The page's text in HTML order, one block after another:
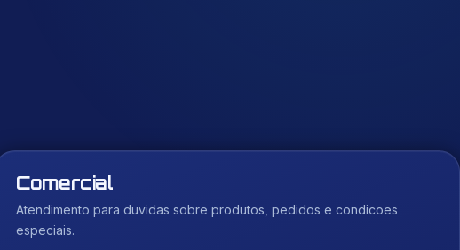
Comercial
Atendimento para duvidas sobre produtos, pedidos e condicoes
especiais.